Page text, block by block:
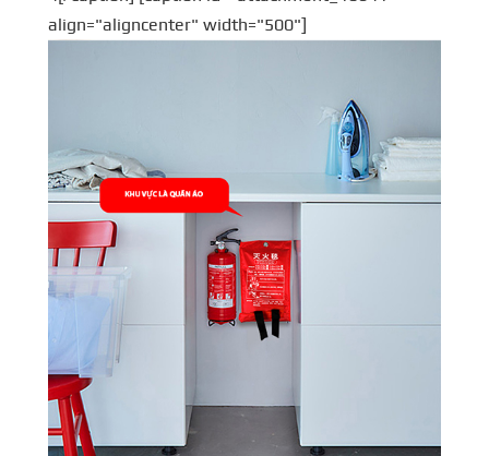
align="aligncenter" width="500"]